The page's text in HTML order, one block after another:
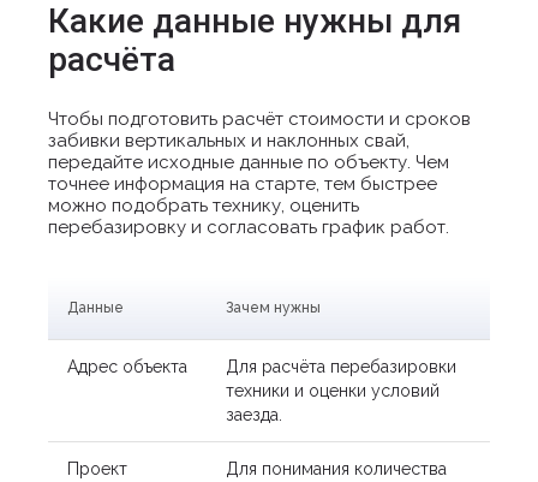
Какие данные нужны для
расчёта
Чтобы подготовить расчёт стоимости и сроков
забивки вертикальных и наклонных свай,
передайте исходные данные по объекту. Чем
точнее информация на старте, тем быстрее
можно подобрать технику, оценить
перебазировку и согласовать график работ.
Данные Зачем нужны
Адрес объекта
Для расчёта перебазировки
техники и оценки условий
заезда.
Проект
Для понимания количества